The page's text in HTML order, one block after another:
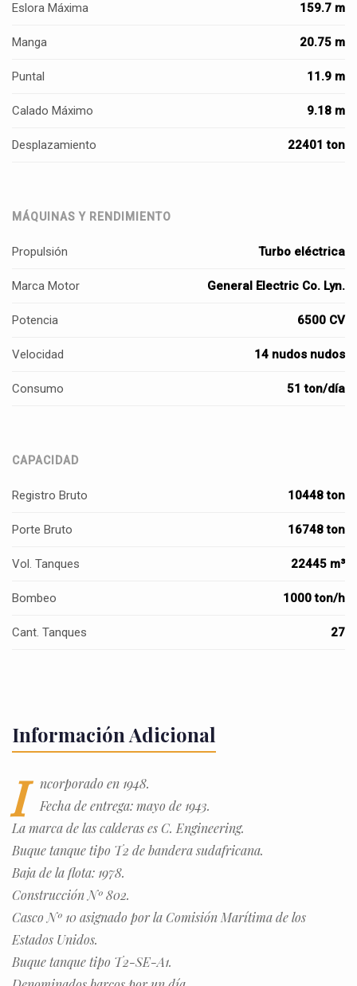
Eslora Máxima 159.7 m
Manga 20.75 m
Puntal 11.9 m
Calado Máximo 9.18 m
Desplazamiento 22401 ton
MÁQUINAS Y RENDIMIENTO
Propulsión Turbo eléctrica
Marca Motor General Electric Co. Lyn.
Potencia 6500 CV
Velocidad 14 nudos nudos
Consumo 51 ton/día
CAPACIDAD
Registro Bruto 10448 ton
Porte Bruto 16748 ton
Vol. Tanques 22445 m³
Bombeo 1000 ton/h
Cant. Tanques 27
Información Adicional
I
ncorporado en 1948.
Fecha de entrega: mayo de 1943.
La marca de las calderas es C. Engineering.
Buque tanque tipo T2 de bandera sudafricana.
Baja de la flota: 1978.
Construcción Nº 802.
Casco Nº 10 asignado por la Comisión Marítima de los
Estados Unidos.
Buque tanque tipo T2-SE-A1.